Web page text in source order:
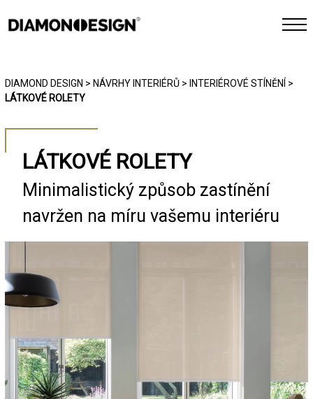
REFERENCE
FOTOGALERIE
KONTAKT
NAJÍT SHOWROOM
DIAMOND DESIGN > NÁVRHY INTERIÉRŮ> INTERIÉROVÉ STÍNĚNÍ >
LÁTKOVÉ ROLETY
LÁTKOVÉ ROLETY
Minimalistický způsob zastínění
navržen na míru vašemu interiéru